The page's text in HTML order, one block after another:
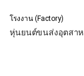
โรงงาน (Factory)
หุ่นยนต์ขนส่งอุตสาห